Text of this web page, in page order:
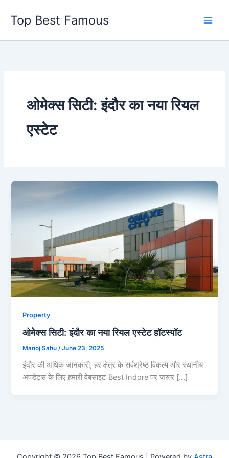
content
Top Best Famous
ओमेक्स सिटी: इंदौर का नया रियल
एस्टेट
Property
ओमेक्स सिटी: इंदौर का नया रियल एस्टेट हॉटस्पॉट
Manoj Sahu/June 23, 2025
इंदौर की अधिक जानकारी, हर क्षेत्र के सर्वश्रेष्ठ विकल्प और स्थानीय
अपडेट्स के लिए हमारी वेबसाइट Best Indore पर जरूर […]